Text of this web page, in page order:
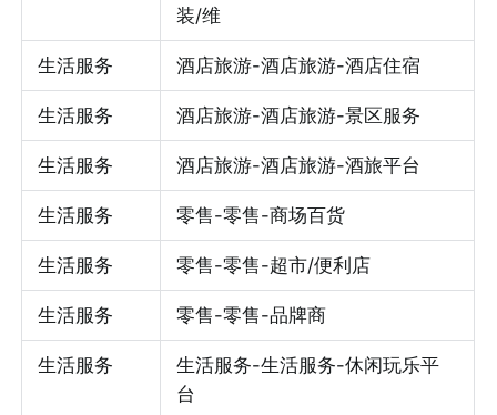
装/维
生活服务 酒店旅游-酒店旅游-酒店住宿
生活服务 酒店旅游-酒店旅游-景区服务
生活服务 酒店旅游-酒店旅游-酒旅平台
生活服务 零售-零售-商场百货
生活服务 零售-零售-超市/便利店
生活服务 零售-零售-品牌商
生活服务
生活服务-生活服务-休闲玩乐平
台